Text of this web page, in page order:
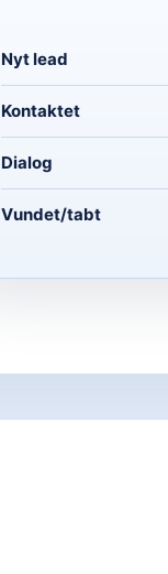
Nyt lead
Kontaktet
Dialog
Vundet/tabt